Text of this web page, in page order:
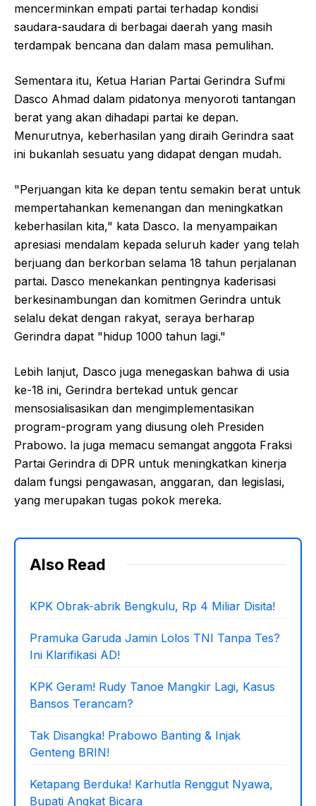
mencerminkan empati partai terhadap kondisi
saudara-saudara di berbagai daerah yang masih
terdampak bencana dan dalam masa pemulihan.
Sementara itu, Ketua Harian Partai Gerindra Sufmi
Dasco Ahmad dalam pidatonya menyoroti tantangan
berat yang akan dihadapi partai ke depan.
Menurutnya, keberhasilan yang diraih Gerindra saat
ini bukanlah sesuatu yang didapat dengan mudah.
"Perjuangan kita ke depan tentu semakin berat untuk
mempertahankan kemenangan dan meningkatkan
keberhasilan kita," kata Dasco. Ia menyampaikan
apresiasi mendalam kepada seluruh kader yang telah
berjuang dan berkorban selama 18 tahun perjalanan
partai. Dasco menekankan pentingnya kaderisasi
berkesinambungan dan komitmen Gerindra untuk
selalu dekat dengan rakyat, seraya berharap
Gerindra dapat "hidup 1000 tahun lagi."
Lebih lanjut, Dasco juga menegaskan bahwa di usia
ke-18 ini, Gerindra bertekad untuk gencar
mensosialisasikan dan mengimplementasikan
program-program yang diusung oleh Presiden
Prabowo. Ia juga memacu semangat anggota Fraksi
Partai Gerindra di DPR untuk meningkatkan kinerja
dalam fungsi pengawasan, anggaran, dan legislasi,
yang merupakan tugas pokok mereka.
Also Read
KPK Obrak-abrik Bengkulu, Rp 4 Miliar Disita!
Pramuka Garuda Jamin Lolos TNI Tanpa Tes?
Ini Klarifikasi AD!
KPK Geram! Rudy Tanoe Mangkir Lagi, Kasus
Bansos Terancam?
Tak Disangka! Prabowo Banting & Injak
Genteng BRIN!
Ketapang Berduka! Karhutla Renggut Nyawa,
Bupati Angkat Bicara